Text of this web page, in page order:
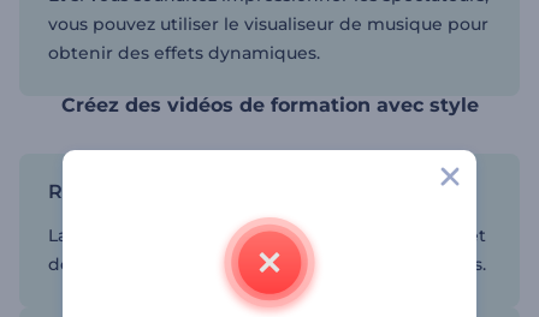
vous pouvez utiliser le visualiseur de musique pour
obtenir des effets dynamiques.
Créez des vidéos de formation avec style
Restez cohérent
La cohérence dans la création de contenu permet
de maintenir la qualité et d'optimiser les résultats.